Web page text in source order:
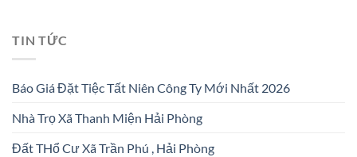
TIN TỨC
Báo Giá Đặt Tiệc Tất Niên Công Ty Mới Nhất 2026
Nhà Trọ Xã Thanh Miện Hải Phòng
Đất THổ Cư Xã Trần Phú , Hải Phòng